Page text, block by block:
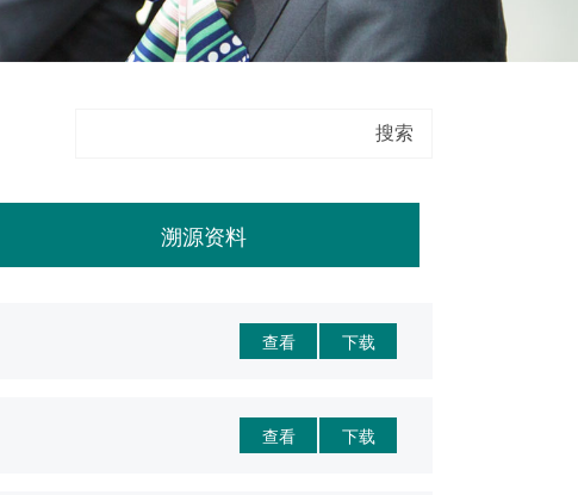
溯源资料
查看 下载
查看 下载